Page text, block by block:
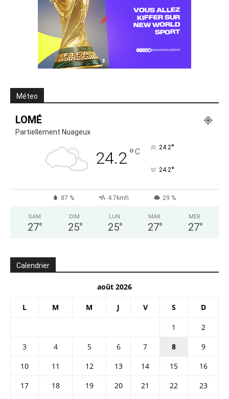
Méteo
LOMÉ
Partiellement Nuageux
24.2°C 24.2°
24.2°
87 % 4.7kmh 29 %
SAM
27°
DIM
25°
LUN
25°
MAR
27°
MER
27°
Calendrier
août 2026
L M M J V S D
1
2
3
4 5 6 7 8
9
10
11 12 13 14 15
16
17
18 19 20 21 22
23